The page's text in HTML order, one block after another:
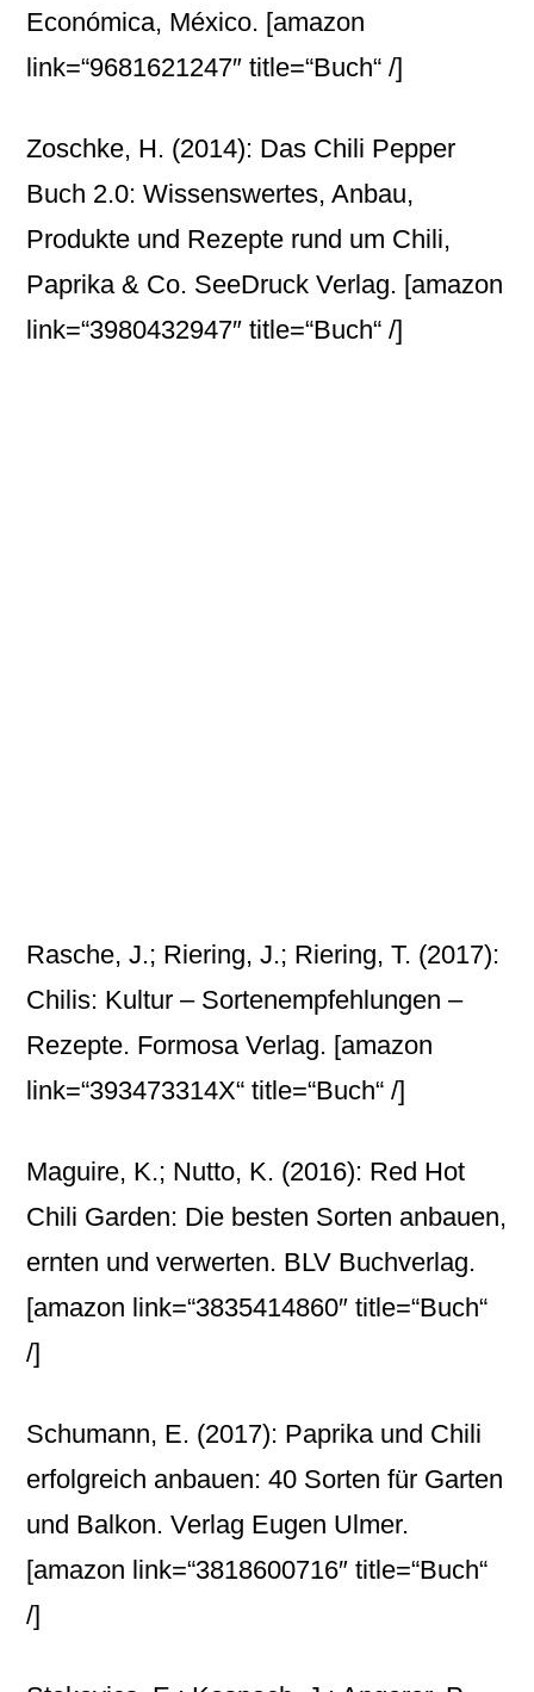
Económica, México. [amazon
link=“9681621247″ title=“Buch“ /]
Zoschke, H. (2014): Das Chili Pepper
Buch 2.0: Wissenswertes, Anbau,
Produkte und Rezepte rund um Chili,
Paprika & Co. SeeDruck Verlag. [amazon
link=“3980432947″ title=“Buch“ /]
Rasche, J.; Riering, J.; Riering, T. (2017):
Chilis: Kultur – Sortenempfehlungen –
Rezepte. Formosa Verlag. [amazon
link=“393473314X“ title=“Buch“ /]
Maguire, K.; Nutto, K. (2016): Red Hot
Chili Garden: Die besten Sorten anbauen,
ernten und verwerten. BLV Buchverlag.
[amazon link=“3835414860″ title=“Buch“
/]
Schumann, E. (2017): Paprika und Chili
erfolgreich anbauen: 40 Sorten für Garten
und Balkon. Verlag Eugen Ulmer.
[amazon link=“3818600716″ title=“Buch“
/]